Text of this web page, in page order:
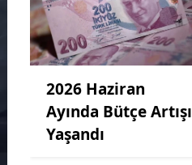
2026 Haziran
Ayında Bütçe Artışı
Yaşandı